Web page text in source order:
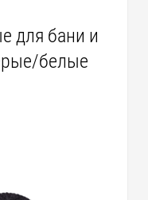
для бани и
белые